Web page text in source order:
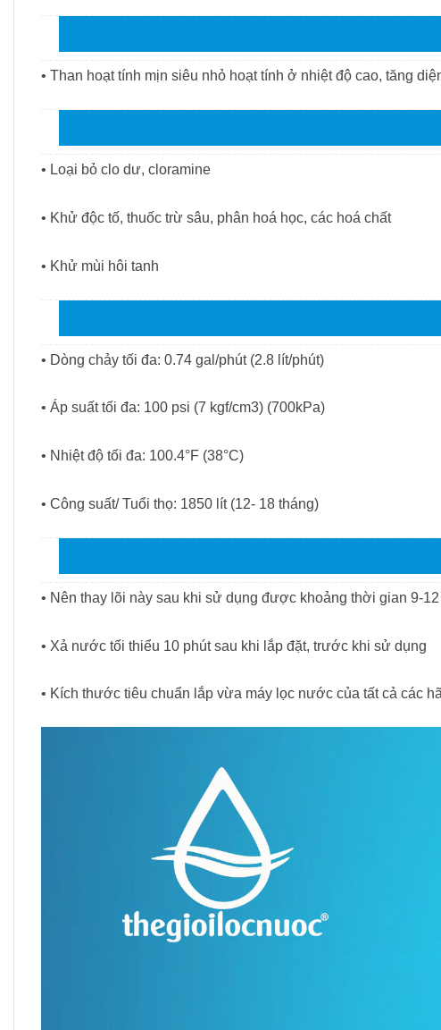
• Than hoạt tính mịn siêu nhỏ hoạt tính ở nhiệt độ cao, tăng
• Loại bỏ clo dư, cloramine
• Khử độc tố, thuốc trừ sâu, phân hoá học, các hoá chất
• Khử mùi hôi tanh
• Dòng chảy tối đa: 0.74 gal/phút (2.8 lít/phút)
• Áp suất tối đa: 100 psi (7 kgf/cm3) (700kPa)
• Nhiệt độ tối đa: 100.4°F (38°C)
• Công suất/ Tuổi thọ: 1850 lít (12- 18 tháng)
• Nên thay lõi này sau khi sử dụng được khoảng thời gian 9-12
• Xả nước tối thiểu 10 phút sau khi lắp đặt, trước khi sử dụng
• Kích thước tiêu chuẩn lắp vừa máy lọc nước của tất cả các